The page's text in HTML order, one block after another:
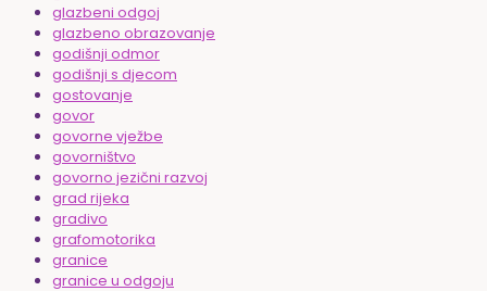
glazbeni odgoj
glazbeno obrazovanje
godišnji odmor
godišnji s djecom
gostovanje
govor
govorne vježbe
govorništvo
govorno jezični razvoj
grad rijeka
gradivo
grafomotorika
granice
granice u odgoju